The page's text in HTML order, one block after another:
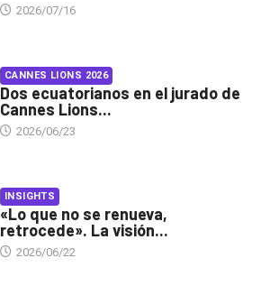
2026/07/16
CANNES LIONS 2026
Dos ecuatorianos en el jurado de
Cannes Lions...
2026/06/23
INSIGHTS
«Lo que no se renueva,
retrocede». La visión...
2026/06/22